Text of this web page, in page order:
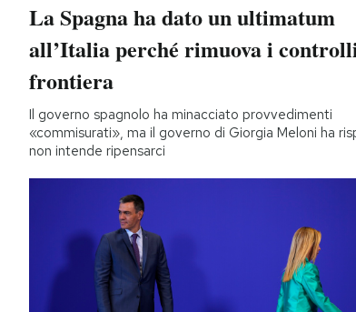
La Spagna ha dato un ultimatum
all’Italia perché rimuova i
frontiera
Il governo spagnolo ha minacciato provvedimenti
«commisurati», ma il governo di Giorgia Meloni ha
non intende ripensarci